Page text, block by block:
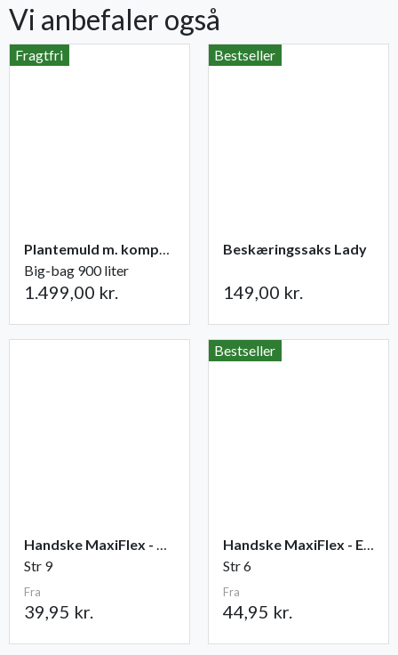
Vi anbefaler også
Fragtfri
Plantemuld m. kompost fra Champost
Big-bag 900 liter
1.499,00 kr.
Bestseller
Beskæringssaks Lady
149,00 kr.
Handske MaxiFlex - Ultimate
Str 9
Fra
39,95 kr.
Bestseller
Handske MaxiFlex - Endurance
Str 6
Fra
44,95 kr.